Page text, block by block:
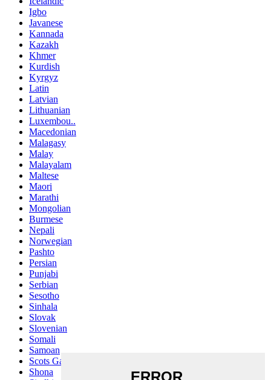
Igbo
Javanese
Kannada
Kazakh
Khmer
Kurdish
Kyrgyz
Latin
Latvian
Lithuanian
Luxembou..
Macedonian
Malagasy
Malay
Malayalam
Maltese
Maori
Marathi
Mongolian
Burmese
Nepali
Norwegian
Pashto
Persian
Punjabi
Serbian
Sesotho
Sinhala
Slovak
Slovenian
Somali
Samoan
Scots Gaelic
Shona